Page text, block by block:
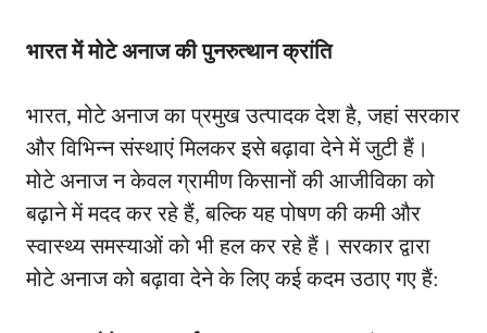
भारत में मोटे अनाज की पुनरुत्थान क्रांति
भारत, मोटे अनाज का प्रमुख उत्पादक देश है, जहां सरकार
और विभिन्न संस्थाएं मिलकर इसे बढ़ावा देने में जुटी हैं।
मोटे अनाज न केवल ग्रामीण किसानों की आजीविका को
बढ़ाने में मदद कर रहे हैं, बल्कि यह पोषण की कमी और
स्वास्थ्य समस्याओं को भी हल कर रहे हैं। सरकार द्वारा
मोटे अनाज को बढ़ावा देने के लिए कई कदम उठाए गए हैं: